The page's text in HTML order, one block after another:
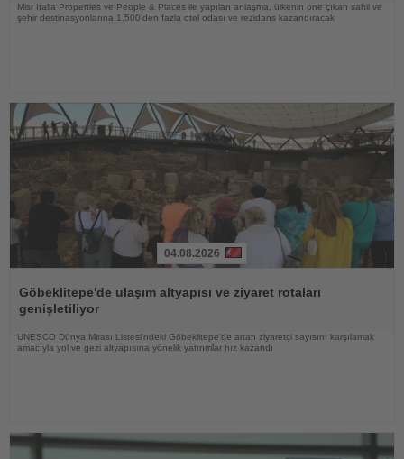
Misr Italia Properties ve People & Places ile yapılan anlaşma, ülkenin öne çıkan sahil ve
şehir destinasyonlarına 1.500'den fazla otel odası ve rezidans kazandıracak
Oku
04.08.2026
Göbeklitepe'de ulaşım altyapısı ve ziyaret rotaları
genişletiliyor
UNESCO Dünya Mirası Listesi'ndeki Göbeklitepe'de artan ziyaretçi sayısını karşılamak
amacıyla yol ve gezi altyapısına yönelik yatırımlar hız kazandı